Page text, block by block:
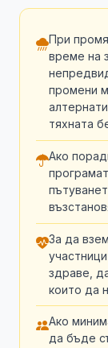
При
време на
промени
тяхната
Ако
За да
здраве,
които да
Ако
да бъде